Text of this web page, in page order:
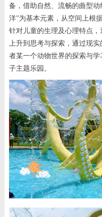
备，借助自然、流畅的曲型
洋”为基本元素，从空间上根
针对儿童的生理及心理特点，
上升到思考与探索，通过现
者某一个动物世界的探索与
子主题乐园。